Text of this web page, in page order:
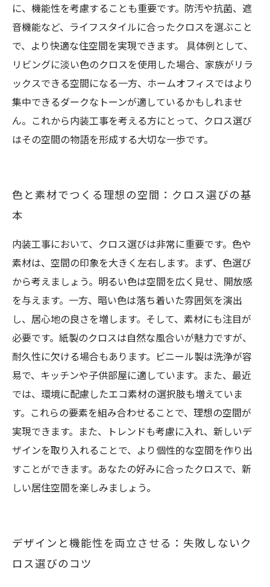
に、機能性を考慮することも重要です。防汚や抗菌、遮
音機能など、ライフスタイルに合ったクロスを選ぶこと
で、より快適な住空間を実現できます。 具体例として、
リビングに淡い色のクロスを使用した場合、家族がリラ
ックスできる空間になる一方、ホームオフィスではより
集中できるダークなトーンが適しているかもしれませ
ん。これから内装工事を考える方にとって、クロス選び
はその空間の物語を形成する大切な一歩です。
色と素材でつくる理想の空間：クロス選びの基
本
内装工事において、クロス選びは非常に重要です。色や
素材は、空間の印象を大きく左右します。まず、色選び
から考えましょう。明るい色は空間を広く見せ、開放感
を与えます。一方、暗い色は落ち着いた雰囲気を演出
し、居心地の良さを増します。そして、素材にも注目が
必要です。紙製のクロスは自然な風合いが魅力ですが、
耐久性に欠ける場合もあります。ビニール製は洗浄が容
易で、キッチンや子供部屋に適しています。また、最近
では、環境に配慮したエコ素材の選択肢も増えていま
す。これらの要素を組み合わせることで、理想の空間が
実現できます。また、トレンドも考慮に入れ、新しいデ
ザインを取り入れることで、より個性的な空間を作り出
すことができます。あなたの好みに合ったクロスで、新
しい居住空間を楽しみましょう。
デザインと機能性を両立させる：失敗しないク
ロス選びのコツ